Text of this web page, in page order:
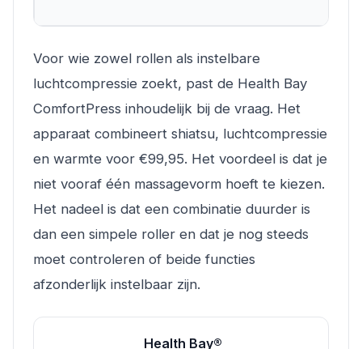
Voor wie zowel rollen als instelbare
luchtcompressie zoekt, past de Health Bay
ComfortPress inhoudelijk bij de vraag. Het
apparaat combineert shiatsu, luchtcompressie
en warmte voor €99,95. Het voordeel is dat je
niet vooraf één massagevorm hoeft te kiezen.
Het nadeel is dat een combinatie duurder is
dan een simpele roller en dat je nog steeds
moet controleren of beide functies
afzonderlijk instelbaar zijn.
Health Bay®